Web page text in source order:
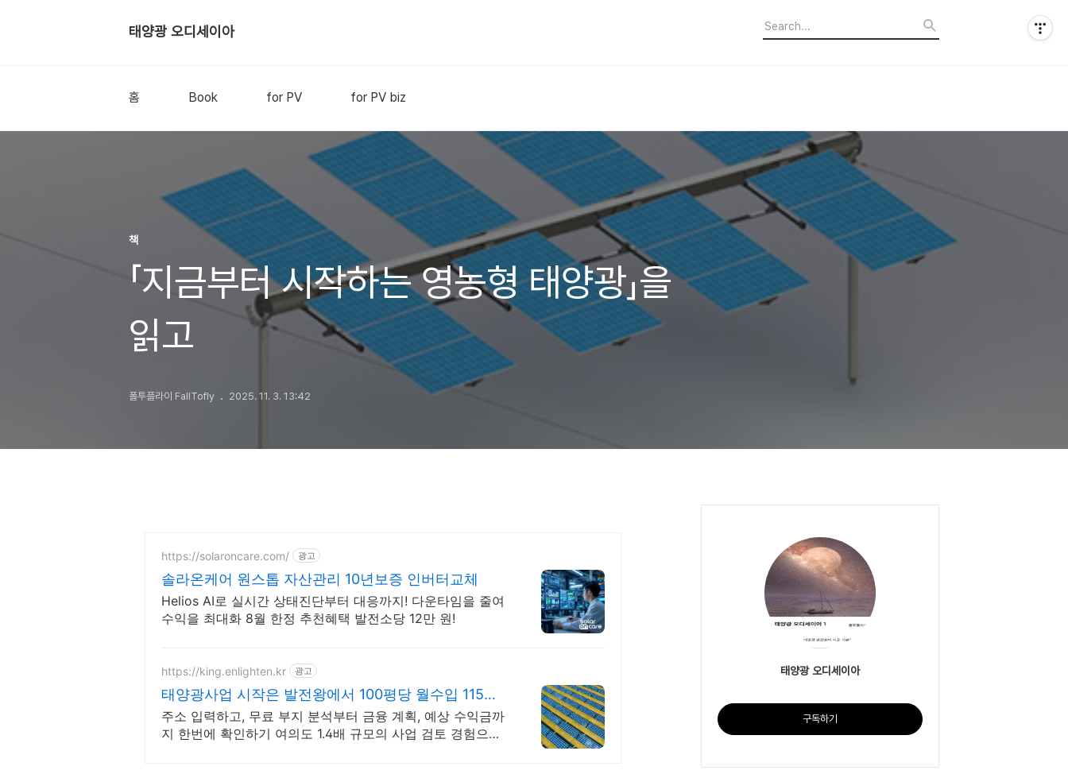
태양광 오디세이아
홈 Book for PV for PV biz
책
「지금부터 시작하는 영농형 태양광」을
읽고
폴투플라이 FallTofly 2025. 11. 3. 13:42
https://solaroncare.com/ 광고
솔라온케어 원스톱 자산관리 10년보증 인버터교체
Helios AI로 실시간 상태진단부터 대응까지! 다운타임을 줄여
수익을 최대화 8월 한정 추천혜택 발전소당 12만 원!
https://king.enlighten.kr 광고
태양광사업 시작은 발전왕에서 100평당 월수입 115만
원
주소 입력하고, 무료 부지 분석부터 금융 계획, 예상 수익금까
지 한번에 확인하기 여의도 1.4배 규모의 사업 검토 경험으로
태양광 오디세이아
구독하기